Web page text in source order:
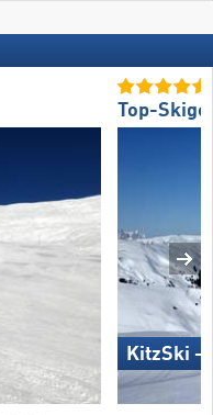
Top-
KitzSki